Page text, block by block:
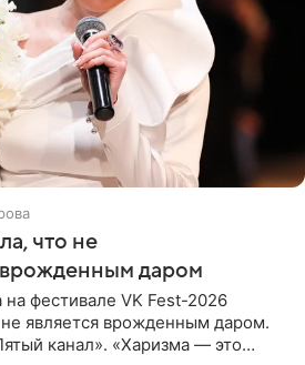
что не
врожденным даром
фестивале VK Fest-2026
не является врожденным даром.
канал». «Харизма — это